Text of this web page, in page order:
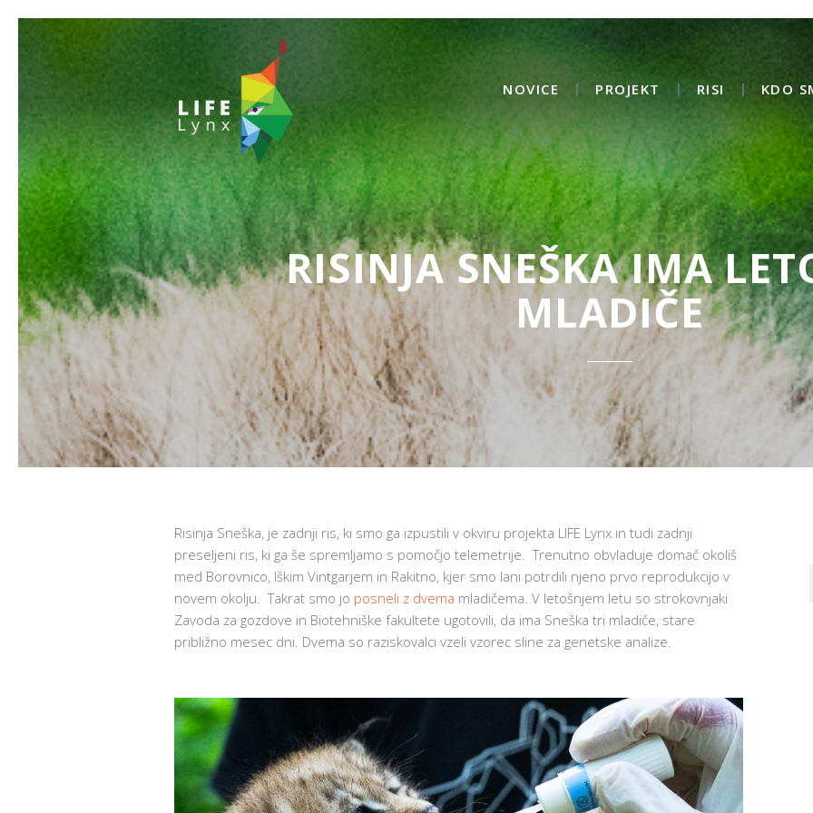
NOVICE PROJEKT RISI KDO
RISINJA SNEŠKA IMA
MLADIČE
Risinja Sneška, je zadnji ris, ki smo ga izpustili v okviru projekta LIFE Lynx in tudi zadnji
preseljeni ris, ki ga še spremljamo s pomočjo telemetrije. Trenutno obvladuje domač okoliš
med Borovnico, Iškim Vintgarjem in Rakitno, kjer smo lani potrdili njeno prvo reprodukcijo v
novem okolju. Takrat smo jo posneli z dvema mladičema. V letošnjem letu so strokovnjaki
Zavoda za gozdove in Biotehniške fakultete ugotovili, da ima Sneška tri mladiče, stare
približno mesec dni. Dvema so raziskovalci vzeli vzorec sline za genetske analize.